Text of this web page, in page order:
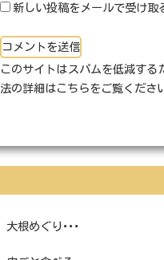
新しい投稿をメールで受け取
このサイトはスパムを低減する
法の詳細はこちらをご覧くださ
大根めぐり･･･